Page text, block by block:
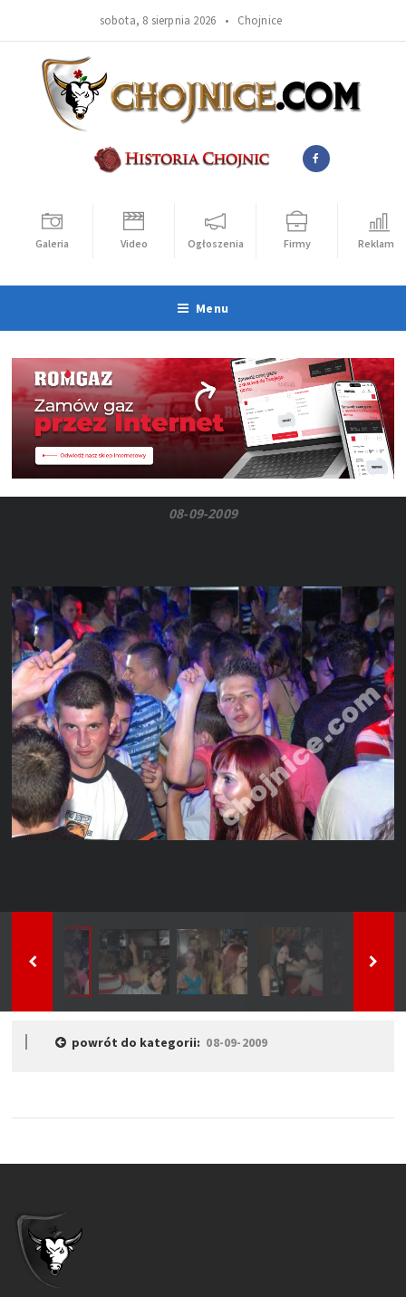
sobota, 8 sierpnia 2026 • Chojnice
Galeria Video Ogłoszenia Firmy Reklama
Menu
08-09-2009
powrót do kategorii: 08-09-2009